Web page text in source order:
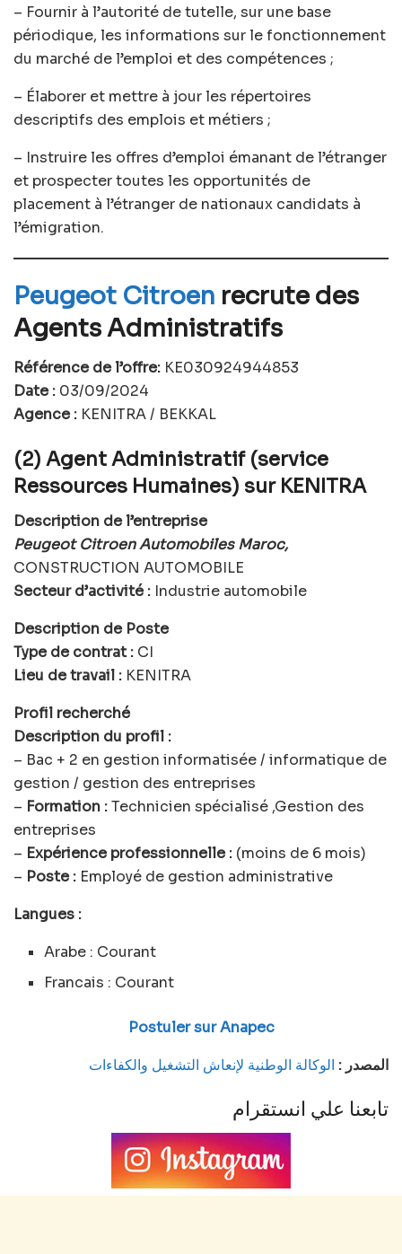
– Fournir à l’autorité de tutelle, sur une base
périodique, les informations sur le fonctionnement
du marché de l’emploi et des compétences ;
– Élaborer et mettre à jour les répertoires
descriptifs des emplois et métiers ;
– Instruire les offres d’emploi émanant de l’étranger
et prospecter toutes les opportunités de
placement à l’étranger de nationaux candidats à
l’émigration.
Peugeot Citroen recrute des
Agents Administratifs
Référence de l’offre: KE030924944853
Date : 03/09/2024
Agence : KENITRA / BEKKAL
(2) Agent Administratif (service
Ressources Humaines) sur KENITRA
Description de l’entreprise
Peugeot Citroen Automobiles Maroc,
CONSTRUCTION AUTOMOBILE
Secteur d’activité : Industrie automobile
Description de Poste
Type de contrat : CI
Lieu de travail : KENITRA
Profil recherché
Description du profil :
– Bac + 2 en gestion informatisée / informatique de
gestion / gestion des entreprises
– Formation :Technicien spécialisé ,Gestion des
entreprises
– Expérience professionnelle : (moins de 6 mois)
– Poste : Employé de gestion administrative
Langues :
Arabe : Courant
Francais : Courant
Postuler sur Anapec
المصدر : الوكالة الوطنية لإنعاش التشغيل والكفاءات
تابعنا علي انستقرام